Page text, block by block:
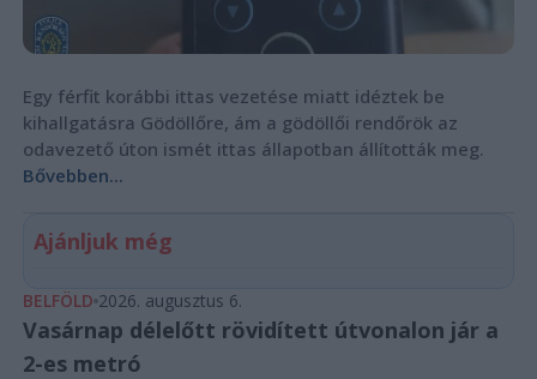
Egy férfit korábbi ittas vezetése miatt idéztek be
kihallgatásra Gödöllőre, ám a gödöllői rendőrök az
odavezető úton ismét ittas állapotban állították meg.
Bővebben...
Ajánljuk még
BELFÖLD 2026. augusztus 6.
Vasárnap délelőtt rövidített útvonalon jár a
2-es metró